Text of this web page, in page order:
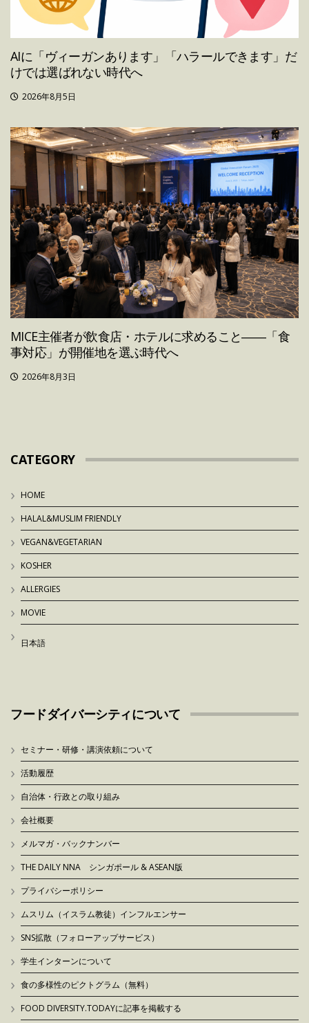
AIに「ヴィーガンあります」「ハラールできます」だ
けでは選ばれない時代へ
2026年8月5日
MICE主催者が飲食店・ホテルに求めること――「食
事対応」が開催地を選ぶ時代へ
2026年8月3日
CATEGORY
HOME
HALAL&MUSLIM FRIENDLY
VEGAN&VEGETARIAN
KOSHER
ALLERGIES
MOVIE
日本語
フードダイバーシティについて
セミナー・研修・講演依頼について
活動履歴
自治体・行政との取り組み
会社概要
メルマガ・バックナンバー
THE DAILY NNA シンガポール & ASEAN版
プライバシーポリシー
ムスリム（イスラム教徒）インフルエンサー
SNS拡散（フォローアップサービス）
学生インターンについて
食の多様性のピクトグラム（無料）
FOOD DIVERSITY.TODAYに記事を掲載する